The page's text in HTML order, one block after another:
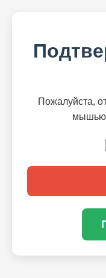
Пожалуйста,
мышью